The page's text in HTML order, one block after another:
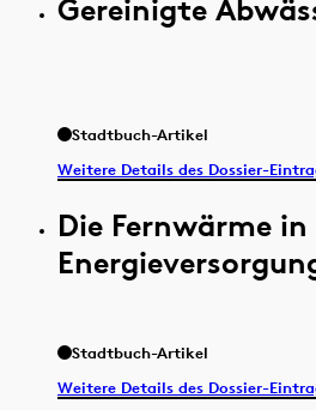
Gereinigte
Stadtbuch-Artikel
Weitere Details des Dossier-
Die Fernwärme
Stadtbuch-Artikel
Weitere Details des Dossier-